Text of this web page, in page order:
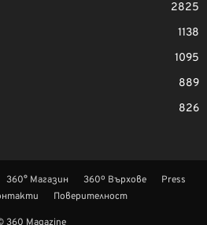
2825
1138
1095
889
826
360° Магазин 360º Върхове
Press
Поверителност